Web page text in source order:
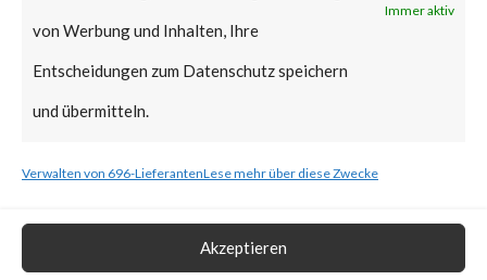
von Werbung und Inhalten, Ihre
Entscheidungen zum Datenschutz speichern
und übermitteln.
Immer aktiv
Verwalten von 696-LieferantenLese mehr über diese Zwecke
Akzeptieren
This is significant because the
Citrix advisory acknowledged
exploited in the wild. Also, CISA
added the vulnerability to the
Known Exploited Vulnerabilities